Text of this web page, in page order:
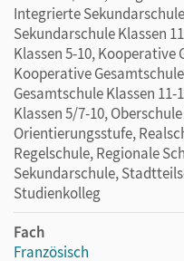
Integrierte
Sekundarschule Klassen
Klassen 5-10, Kooperative
Kooperative
Gesamtschule Klassen
Klassen 5/7-10,
Orientierungsstufe,
Regelschule, Regionale
Sekundarschule,
Studienkolleg
Fach
Französisch